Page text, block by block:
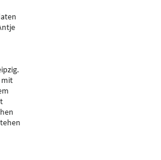
mit